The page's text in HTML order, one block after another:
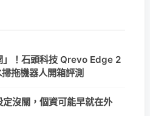
」！石頭科技 Qrevo Edge 2
拖機器人開箱評測
沒關，個資可能早就在外